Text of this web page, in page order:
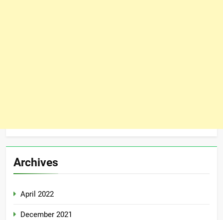
Archives
April 2022
December 2021